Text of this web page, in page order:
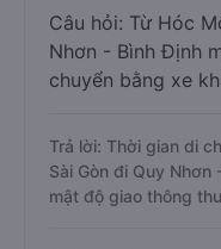
Câu hỏi: Từ Hóc
Nhơn - Bình Định
chuyển bằng xe
Trả lời: Thời gian di
Sài Gòn đi Quy
mật độ giao thông